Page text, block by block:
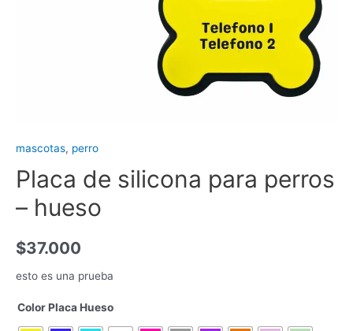
mascotas, perro
Placa de silicona para perros
– hueso
$37.000
esto es una prueba
Color Placa Hueso